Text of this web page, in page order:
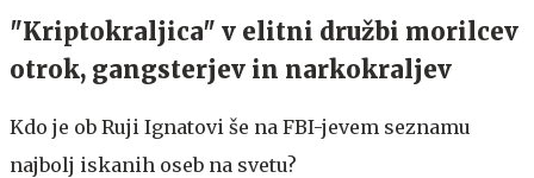
"Kriptokraljica" v elitni družbi morilcev
otrok, gangsterjev in narkokraljev
Kdo je ob Ruji Ignatovi še na FBI-jevem seznamu
najbolj iskanih oseb na svetu?